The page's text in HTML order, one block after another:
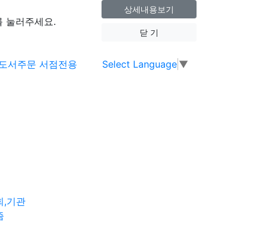
눌러주세요.
상세내용보기
닫 기
Select Language ▼
,기관